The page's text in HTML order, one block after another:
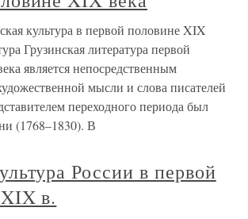
культура в первой половине XIX
Грузинская литература первой
является непосредственным
мысли и слова писателей
переходного периода был
(1768–1830). В
России в первой
в.